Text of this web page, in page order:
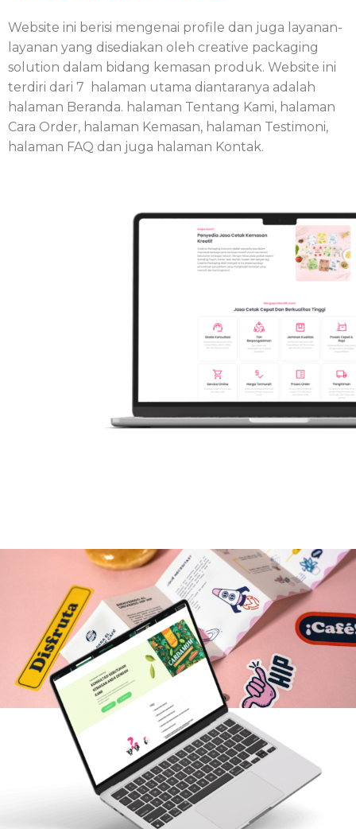
Website ini berisi mengenai profile dan juga layanan-
layanan yang disediakan oleh creative packaging
solution dalam bidang kemasan produk. Website ini
terdiri dari 7 halaman utama diantaranya adalah
halaman Beranda. halaman Tentang Kami, halaman
Cara Order, halaman Kemasan, halaman Testimoni,
halaman FAQ dan juga halaman Kontak.